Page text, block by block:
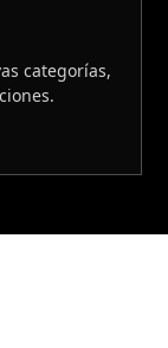
categorías,